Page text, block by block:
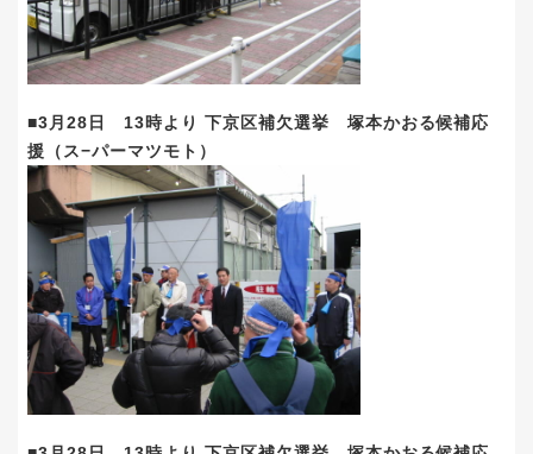
■3月28日 13時より 下京区補欠選挙 塚本かおる候補応
援（ス−パーマツモト）